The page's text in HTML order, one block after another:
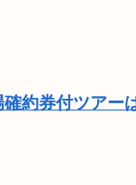
約券付ツアー